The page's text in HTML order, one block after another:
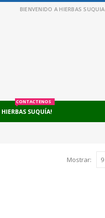
BIENVENIDO A HIERBAS SUQUIA
SUQUÍA!
CONTACTENOS
Mostrar: